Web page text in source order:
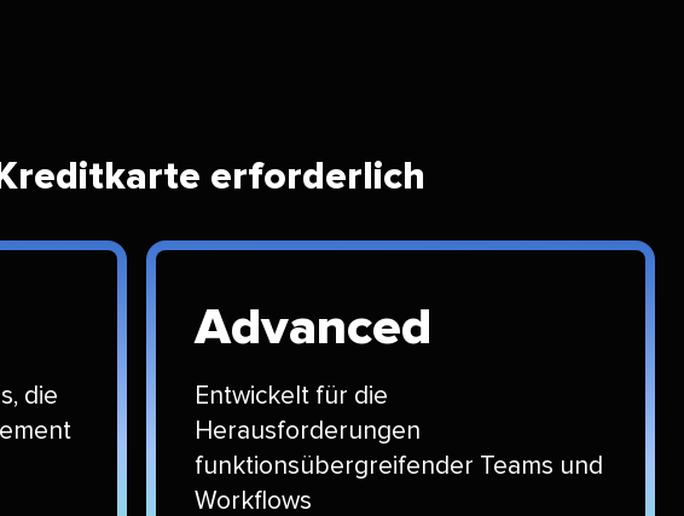
erforderlich​​
die
Advanced​​
Entwickelt für die
Herausforderungen
funktionsübergreifender Teams und
Workflows​​